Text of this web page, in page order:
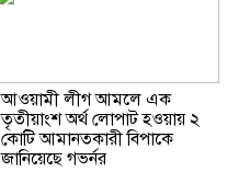
আওয়ামী লীগ আমলে এক
তৃতীয়াংশ অর্থ লোপাট হওয়ায় ২
কোটি আমানতকারী বিপাকে
জানিয়েছে গভর্নর